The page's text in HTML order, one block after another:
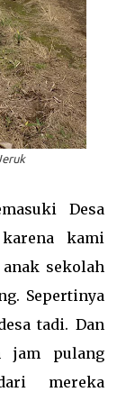
Desa
kami
sekolah
Sepertinya
tadi. Dan
jam pulang
mereka